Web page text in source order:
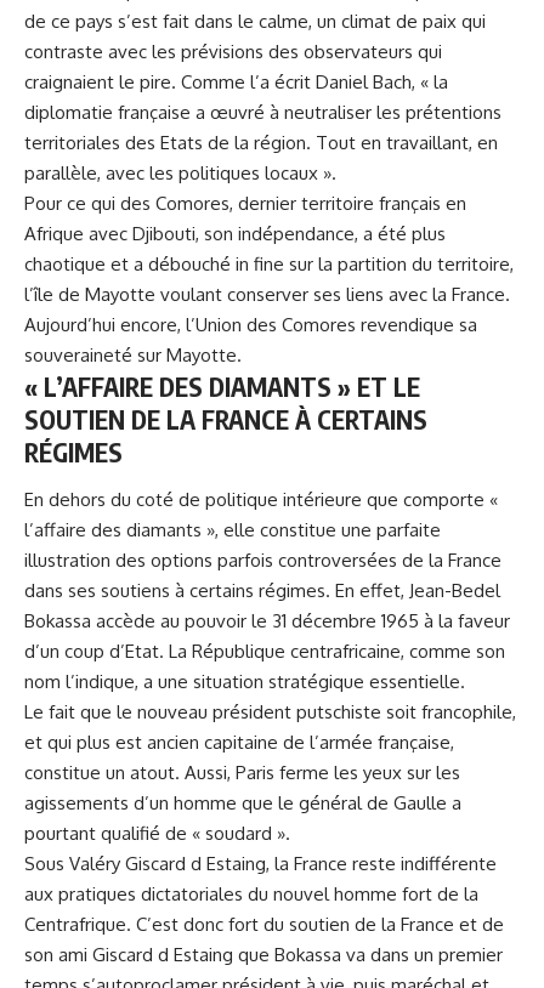
de ce pays s’est fait dans le calme, un climat de paix qui
contraste avec les prévisions des observateurs qui
craignaient le pire. Comme l’a écrit Daniel Bach, « la
diplomatie française a œuvré à neutraliser les prétentions
territoriales des Etats de la région. Tout en travaillant, en
parallèle, avec les politiques locaux ».
Pour ce qui des Comores, dernier territoire français en
Afrique avec Djibouti, son indépendance, a été plus
chaotique et a débouché in fine sur la partition du territoire,
l’île de Mayotte voulant conserver ses liens avec la France.
Aujourd’hui encore, l’Union des Comores revendique sa
souveraineté sur Mayotte.
« L’AFFAIRE DES DIAMANTS » ET LE
SOUTIEN DE LA FRANCE À CERTAINS
RÉGIMES
En dehors du coté de politique intérieure que comporte «
l’affaire des diamants », elle constitue une parfaite
illustration des options parfois controversées de la France
dans ses soutiens à certains régimes. En effet, Jean-Bedel
Bokassa accède au pouvoir le 31 décembre 1965 à la faveur
d’un coup d’Etat. La République centrafricaine, comme son
nom l’indique, a une situation stratégique essentielle.
Le fait que le nouveau président putschiste soit francophile,
et qui plus est ancien capitaine de l’armée française,
constitue un atout. Aussi, Paris ferme les yeux sur les
agissements d’un homme que le général de Gaulle a
pourtant qualifié de « soudard ».
Sous Valéry Giscard d Estaing, la France reste indifférente
aux pratiques dictatoriales du nouvel homme fort de la
Centrafrique. C’est donc fort du soutien de la France et de
son ami Giscard d Estaing que Bokassa va dans un premier